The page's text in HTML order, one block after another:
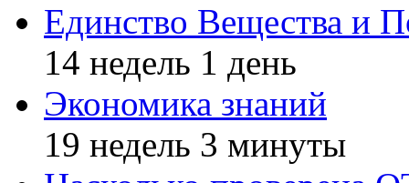
Единство Вещества и
14 недель 1 день
Экономика знаний
19 недель 3 минуты